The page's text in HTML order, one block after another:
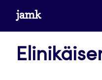
Siirrywww.jamk.fi